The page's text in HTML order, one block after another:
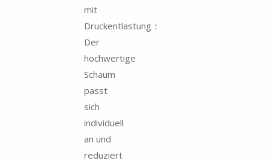
mit
Druckentlastung：
Der
hochwertige
Schaum
passt
sich
individuell
an und
reduziert